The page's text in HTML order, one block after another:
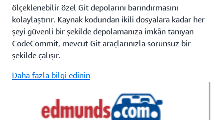
ölçeklenebilir özel Git depolarını barındırmasını
kolaylaştırır. Kaynak kodundan ikili dosyalara kadar her
şeyi güvenli bir şekilde depolamanıza imkân tanıyan
CodeCommit, mevcut Git araçlarınızla sorunsuz bir
şekilde çalışır.
Daha fazla bilgi edinin